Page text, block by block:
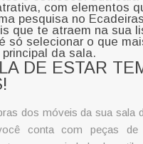
com elementos
pesquisa no
que te atraem na sua
só selecionar o que
da sala.
DE ESTAR
dos móveis da sua sala
conta com peças de